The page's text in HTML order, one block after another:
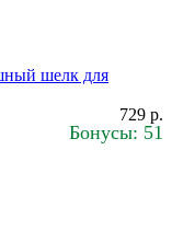
шелк для
729 р.
Бонусы: 51